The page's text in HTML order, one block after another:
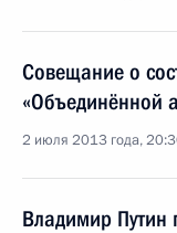
Совещание о
«Объединённой
2 июля 2013 года,
Владимир Путин